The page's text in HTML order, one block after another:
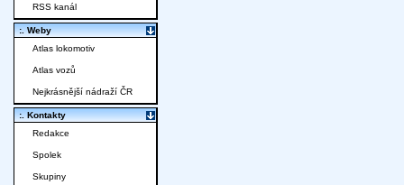
RSS kanál
:. Weby
Atlas lokomotiv
Atlas vozů
Nejkrásnější nádraží ČR
:. Kontakty
Redakce
Spolek
Skupiny